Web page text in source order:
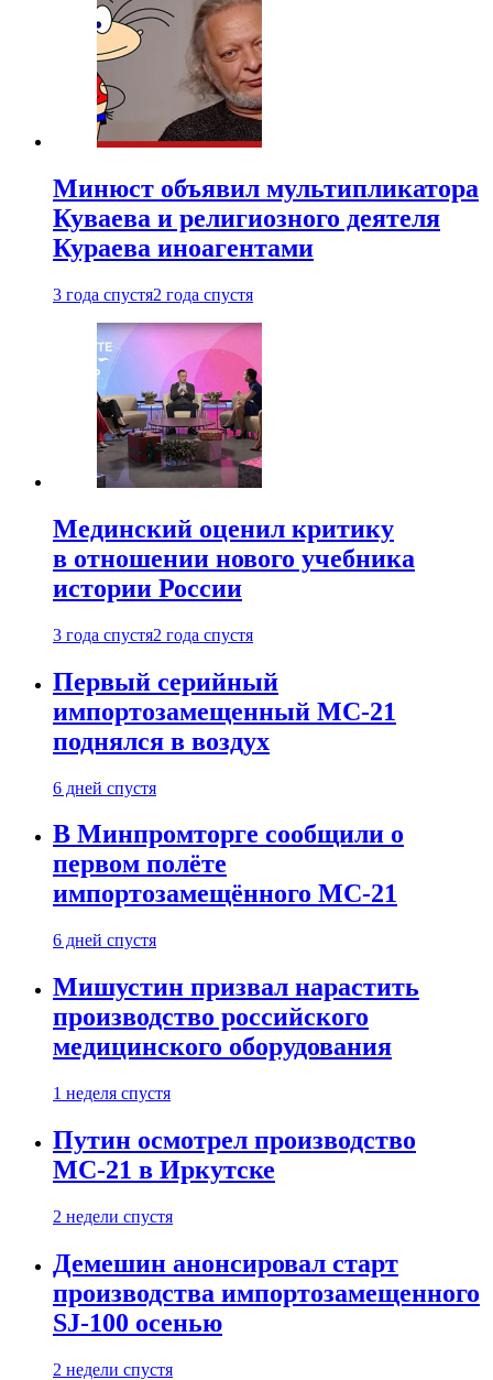
Минюст объявил мультипликатора
Куваева и религиозного деятеля
Кураева иноагентами
3 года спустя2 года спустя
Мединский оценил критику
в отношении нового учебника
истории России
3 года спустя2 года спустя
Первый серийный
импортозамещенный МС-21
поднялся в воздух
6 дней спустя
В Минпромторге сообщили о
первом полёте
импортозамещённого МС-21
6 дней спустя
Мишустин призвал нарастить
производство российского
медицинского оборудования
1 неделя спустя
Путин осмотрел производство
МС-21 в Иркутске
2 недели спустя
Демешин анонсировал старт
производства импортозамещенного
SJ-100 осенью
2 недели спустя